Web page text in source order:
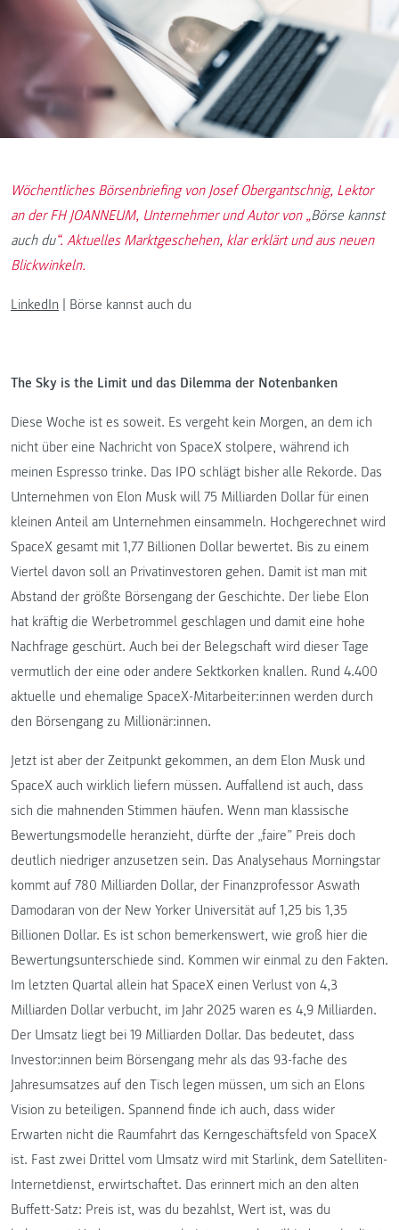
Wöchentliches Börsenbriefing von Josef Obergantschnig, Lektor
an der FH JOANNEUM, Unternehmer und Autor von „Börse kannst
auch du“. Aktuelles Marktgeschehen, klar erklärt und aus neuen
Blickwinkeln.
LinkedIn | Börse kannst auch du
The Sky is the Limit und das Dilemma der Notenbanken
Diese Woche ist es soweit. Es vergeht kein Morgen, an dem ich
nicht über eine Nachricht von SpaceX stolpere, während ich
meinen Espresso trinke. Das IPO schlägt bisher alle Rekorde. Das
Unternehmen von Elon Musk will 75 Milliarden Dollar für einen
kleinen Anteil am Unternehmen einsammeln. Hochgerechnet wird
SpaceX gesamt mit 1,77 Billionen Dollar bewertet. Bis zu einem
Viertel davon soll an Privatinvestoren gehen. Damit ist man mit
Abstand der größte Börsengang der Geschichte. Der liebe Elon
hat kräftig die Werbetrommel geschlagen und damit eine hohe
Nachfrage geschürt. Auch bei der Belegschaft wird dieser Tage
vermutlich der eine oder andere Sektkorken knallen. Rund 4.400
aktuelle und ehemalige SpaceX-Mitarbeiter:innen werden durch
den Börsengang zu Millionär:innen.
Jetzt ist aber der Zeitpunkt gekommen, an dem Elon Musk und
SpaceX auch wirklich liefern müssen. Auffallend ist auch, dass
sich die mahnenden Stimmen häufen. Wenn man klassische
Bewertungsmodelle heranzieht, dürfte der „faire” Preis doch
deutlich niedriger anzusetzen sein. Das Analysehaus Morningstar
kommt auf 780 Milliarden Dollar, der Finanzprofessor Aswath
Damodaran von der New Yorker Universität auf 1,25 bis 1,35
Billionen Dollar. Es ist schon bemerkenswert, wie groß hier die
Bewertungsunterschiede sind. Kommen wir einmal zu den Fakten.
Im letzten Quartal allein hat SpaceX einen Verlust von 4,3
Milliarden Dollar verbucht, im Jahr 2025 waren es 4,9 Milliarden.
Der Umsatz liegt bei 19 Milliarden Dollar. Das bedeutet, dass
Investor:innen beim Börsengang mehr als das 93-fache des
Jahresumsatzes auf den Tisch legen müssen, um sich an Elons
Vision zu beteiligen. Spannend finde ich auch, dass wider
Erwarten nicht die Raumfahrt das Kerngeschäftsfeld von SpaceX
ist. Fast zwei Drittel vom Umsatz wird mit Starlink, dem Satelliten-
Internetdienst, erwirtschaftet. Das erinnert mich an den alten
Buffett-Satz: Preis ist, was du bezahlst, Wert ist, was du